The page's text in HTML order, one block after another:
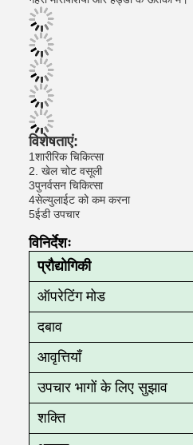
विशेषताएं:
1शारीरिक चिकित्सा
2. खेल चोट वसूली
3पुनर्वसन चिकित्सा
4सेल्युलाईट को कम करना
5ईडी उपचार
विनिर्देशः
प्रौद्योगिकी
ऑपरेटिंग मोड
दबाव
आवृत्तियाँ
उपचार भागों के लिए सुझाव
शक्ति